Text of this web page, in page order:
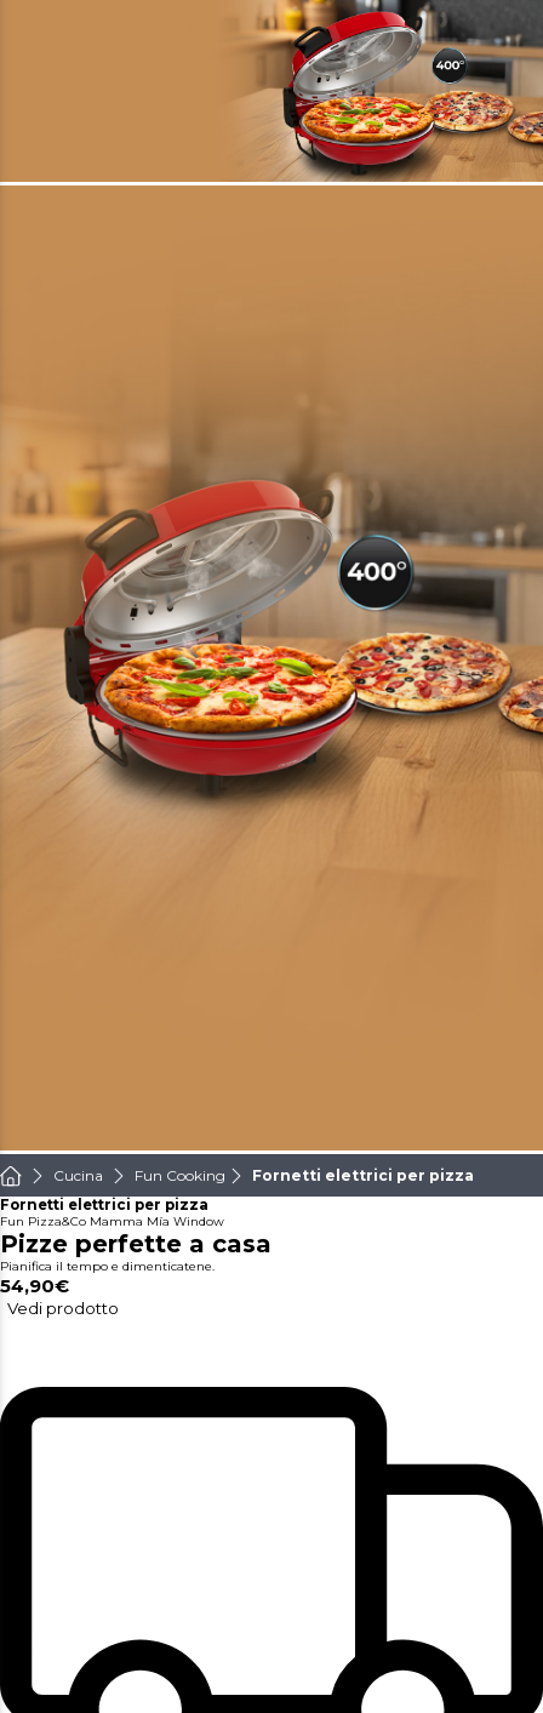
Cucina Fun Cooking Fornetti elettrici per pizza
Fornetti elettrici per pizza
Fun Pizza&Co Mamma Mía Window
Pizze perfette a casa
Pianifica il tempo e dimenticatene.
54,90€
Vedi prodotto